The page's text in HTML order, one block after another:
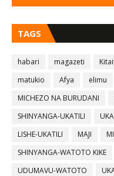
TAGS
habari magazeti
matukio
Afya elimu
MICHEZO NA BURUDANI
SHINYANGA-UKATILI
LISHE-UKATILI
MAJI
SHINYANGA-WATOTO KIKE
UDUMAVU-WATOTO